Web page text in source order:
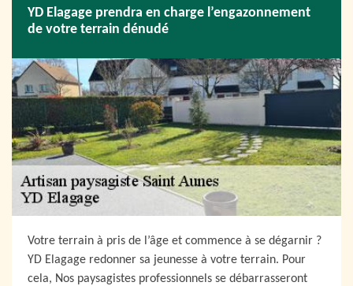
YD Elagage prendra en charge l’engazonnement
de votre terrain dénudé
Votre terrain à pris de l’âge et commence à se dégarnir ?
YD Elagage redonner sa jeunesse à votre terrain. Pour
cela, Nos paysagistes professionnels se débarrasseront